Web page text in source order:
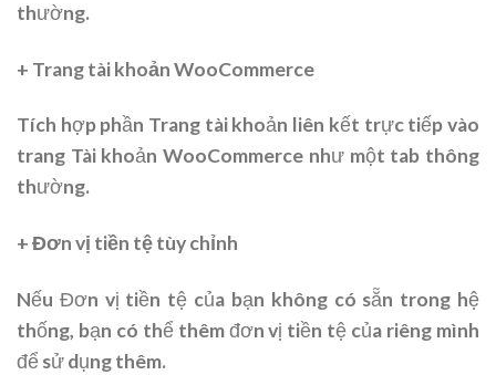
thường.
+ Trang tài khoản WooCommerce
Tích hợp phần Trang tài khoản liên kết trực tiếp vào
trang Tài khoản WooCommerce như một tab thông
thường.
+ Đơn vị tiền tệ tùy chỉnh
Nếu Đơn vị tiền tệ của bạn không có sẵn trong hệ
thống, bạn có thể thêm đơn vị tiền tệ của riêng mình
để sử dụng thêm.